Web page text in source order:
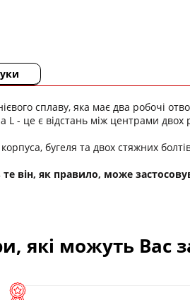
сплаву, яка має два робочі
- це є відстань між центрами двох
бугеля та двох стяжних
він, як правило, може
які можуть Вас